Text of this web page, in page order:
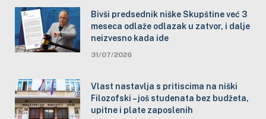
Bivši predsednik niške Skupštine već 3
meseca odlaže odlazak u zatvor, i dalje
neizvesno kada ide
31/07/2026
Vlast nastavlja s pritiscima na niški
Filozofski – još studenata bez budžeta,
upitne i plate zaposlenih